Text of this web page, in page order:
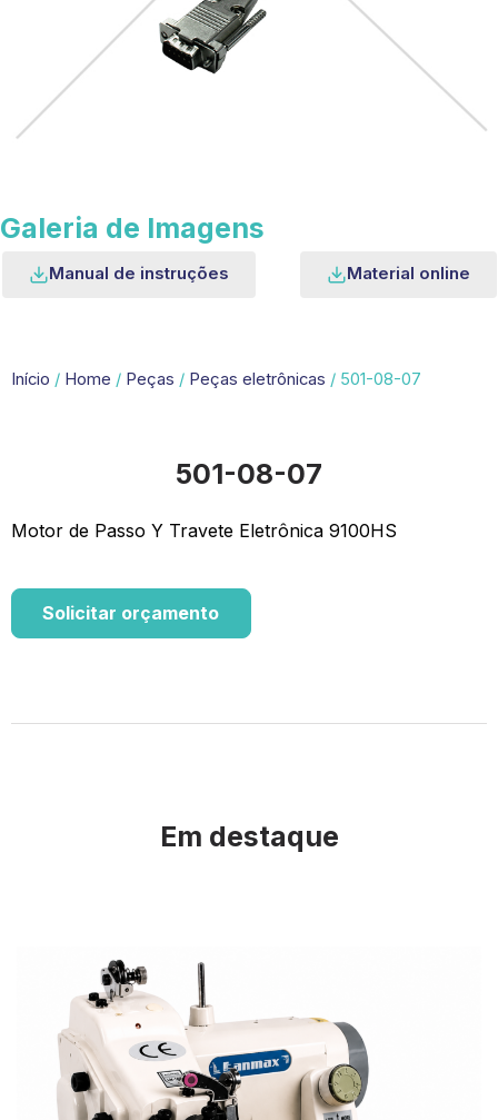
Galeria de Imagens
Manual de instruções Material online
Início / Home / Peças / Peças eletrônicas / 501-08-07
501-08-07
Motor de Passo Y Travete Eletrônica 9100HS
Solicitar orçamento
Em destaque